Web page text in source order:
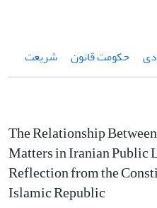
حکومت قانون شریعت
The Relationship
Matters in Iranian Public
Reflection from the
Islamic Republic